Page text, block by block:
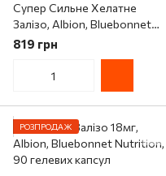
Супер Сильне Хелатне
Залiзо, Albion, Bluebonnet
Nutrition, 90 вегетаріанських
819 грн
РОЗПРОДАЖ